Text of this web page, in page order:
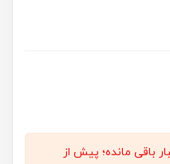
20 عدد در انبار باقی مانده؛ پیش از